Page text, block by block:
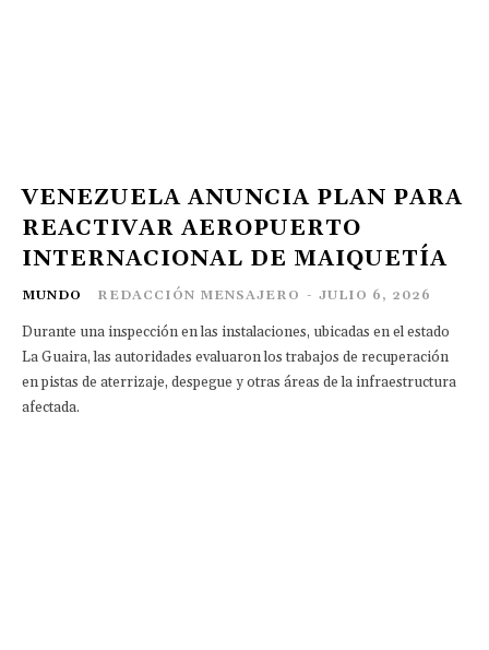
VENEZUELA ANUNCIA PLAN PARA
REACTIVAR AEROPUERTO
INTERNACIONAL DE MAIQUETÍA
MUNDO REDACCIÓN MENSAJERO - JULIO 6, 2026
Durante una inspección en las instalaciones, ubicadas en el estado
La Guaira, las autoridades evaluaron los trabajos de recuperación
en pistas de aterrizaje, despegue y otras áreas de la infraestructura
afectada.